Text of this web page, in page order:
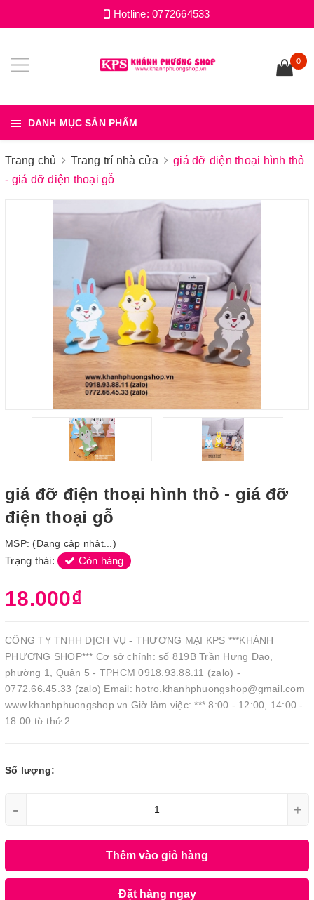
Hotline:0772664533
0
DANH MỤC SẢN PHẨM
Trang chủ Trang trí nhà cửa
giá đỡ điện thoại hình thỏ
- giá đỡ điện thoại gỗ
giá đỡ điện thoại hình thỏ - giá đỡ
điện thoại gỗ
MSP: (Đang cập nhật...)
Trạng thái: Còn hàng
18.000₫
CÔNG TY TNHH DỊCH VỤ - THƯƠNG MẠI KPS ***KHÁNH
PHƯƠNG SHOP*** Cơ sở chính: số 819B Trần Hưng Đạo,
phường 1, Quận 5 - TPHCM 0918.93.88.11 (zalo) -
0772.66.45.33 (zalo) Email: hotro.khanhphuongshop@gmail.com
www.khanhphuongshop.vn Giờ làm việc: *** 8:00 - 12:00, 14:00 -
18:00 từ thứ 2...
Số lượng:
- +
Thêm vào giỏ hàng
Đặt hàng ngay